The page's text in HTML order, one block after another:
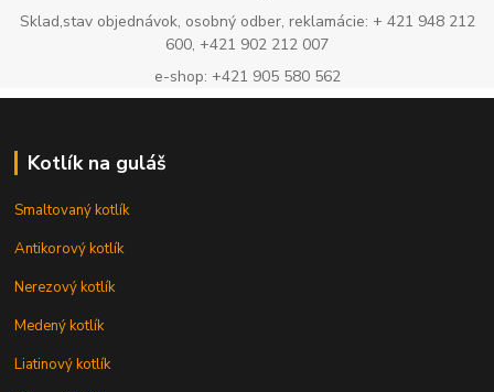
Sklad,stav objednávok, osobný odber, reklamácie: + 421 948 212
600, +421 902 212 007
e-shop: +421 905 580 562
Kotlík na guláš
Smaltovaný kotlík
Antikorový kotlík
Nerezový kotlík
Medený kotlík
Liatinový kotlík